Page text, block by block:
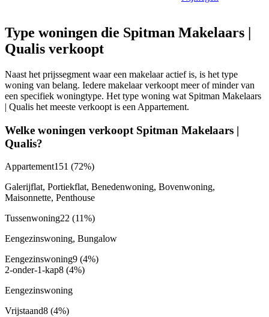
Type woningen die Spitman Makelaars |
Qualis verkoopt
Naast het prijssegment waar een makelaar actief is, is het type
woning van belang. Iedere makelaar verkoopt meer of minder van
een specifiek woningtype. Het type woning wat Spitman Makelaars
| Qualis het meeste verkoopt is een Appartement.
Welke woningen verkoopt Spitman Makelaars |
Qualis?
Appartement151 (72%)
Galerijflat, Portiekflat, Benedenwoning, Bovenwoning,
Maisonnette, Penthouse
Tussenwoning22 (11%)
Eengezinswoning, Bungalow
Eengezinswoning9 (4%)
2-onder-1-kap8 (4%)
Eengezinswoning
Vrijstaand8 (4%)